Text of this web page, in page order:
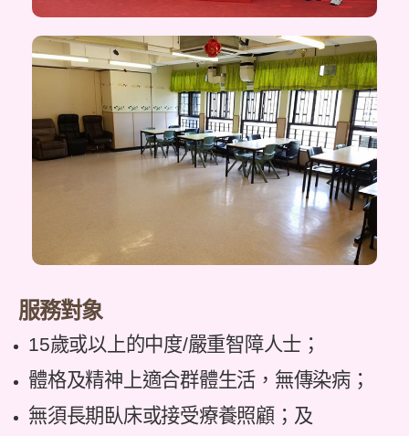
服務對象
15歲或以上的中度/嚴重智障人士；
體格及精神上適合群體生活，無傳染病；
無須長期臥床或接受療養照顧；及